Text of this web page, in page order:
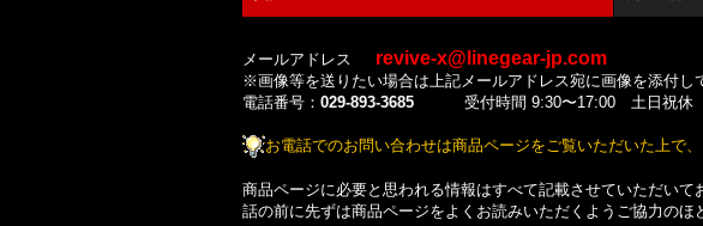
メールアドレス revive-x@linegear-jp.com
※画像等を送りたい場合は上記メールアドレス宛に画像を添付し
電話番号： 029-893-3685 受付時間 9:30〜17:00 土日祝休
お電話でのお問い合わせは商品ページをご覧いただいた上で
商品ページに必要と思われる情報はすべて記載させていただい
話の前に先ずは商品ページをよくお読みいただくようご協力のほ